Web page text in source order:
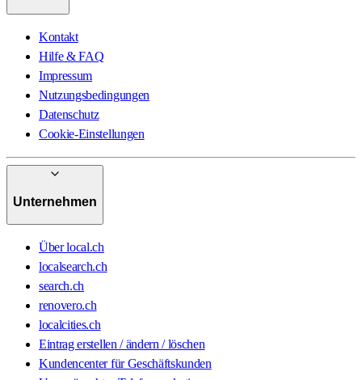
Kontakt
Hilfe & FAQ
Impressum
Nutzungsbedingungen
Datenschutz
Cookie-Einstellungen
Unternehmen
Über local.ch
localsearch.ch
search.ch
renovero.ch
localcities.ch
Eintrag erstellen / ändern / löschen
Kundencenter für Geschäftskunden